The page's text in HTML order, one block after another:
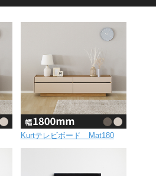
Kurtテレビボード Mat180